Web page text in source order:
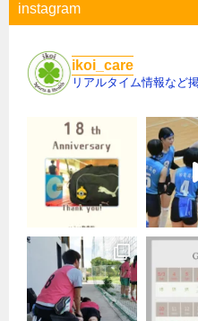
instagram
ikoi_care
リアルタイム情報など